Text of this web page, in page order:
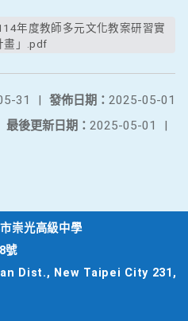
畫」.pdf
發佈日期： 2025-05-01
31
|
最後更新日期： 2025-05-01 |
崇光高級中學
號
Dist., New Taipei City 231,